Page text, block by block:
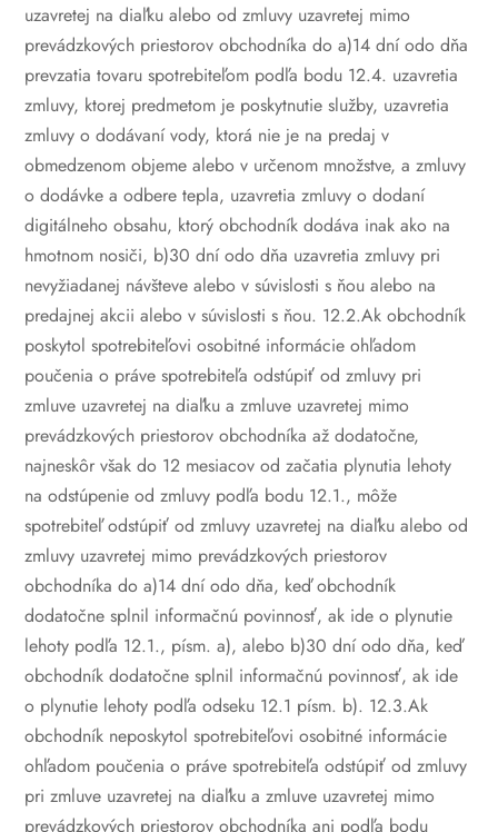
uzavretej na diaľku alebo od zmluvy uzavretej mimo
prevádzkových priestorov obchodníka do a)14 dní odo dňa
prevzatia tovaru spotrebiteľom podľa bodu 12.4. uzavretia
zmluvy, ktorej predmetom je poskytnutie služby, uzavretia
zmluvy o dodávaní vody, ktorá nie je na predaj v
obmedzenom objeme alebo v určenom množstve, a zmluvy
o dodávke a odbere tepla, uzavretia zmluvy o dodaní
digitálneho obsahu, ktorý obchodník dodáva inak ako na
hmotnom nosiči, b)30 dní odo dňa uzavretia zmluvy pri
nevyžiadanej návšteve alebo v súvislosti s ňou alebo na
predajnej akcii alebo v súvislosti s ňou. 12.2.Ak obchodník
poskytol spotrebiteľovi osobitné informácie ohľadom
poučenia o práve spotrebiteľa odstúpiť od zmluvy pri
zmluve uzavretej na diaľku a zmluve uzavretej mimo
prevádzkových priestorov obchodníka až dodatočne,
najneskôr však do 12 mesiacov od začatia plynutia lehoty
na odstúpenie od zmluvy podľa bodu 12.1., môže
spotrebiteľ odstúpiť od zmluvy uzavretej na diaľku alebo od
zmluvy uzavretej mimo prevádzkových priestorov
obchodníka doa)14 dní odo dňa, keď obchodník
dodatočne splnil informačnú povinnosť, ak ide o plynutie
lehoty podľa 12.1., písm. a), alebo b)30 dní odo dňa, keď
obchodník dodatočne splnil informačnú povinnosť, ak ide
o plynutie lehoty podľa odseku 12.1 písm. b). 12.3.Ak
obchodník neposkytol spotrebiteľovi osobitné informácie
ohľadom poučenia o práve spotrebiteľa odstúpiť od zmluvy
pri zmluve uzavretej na diaľku a zmluve uzavretej mimo
prevádzkových priestorov obchodníka ani podľa bodu